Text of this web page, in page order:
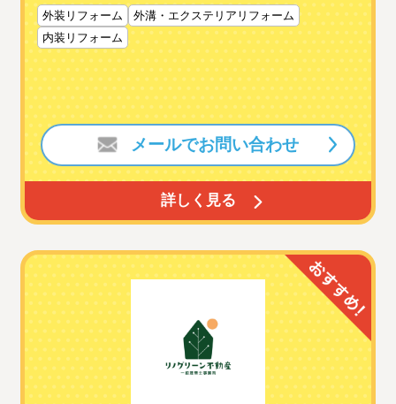
外装リフォーム
外溝・エクステリアリフォーム
内装リフォーム
詳しく見る
メールでお問い合わせ